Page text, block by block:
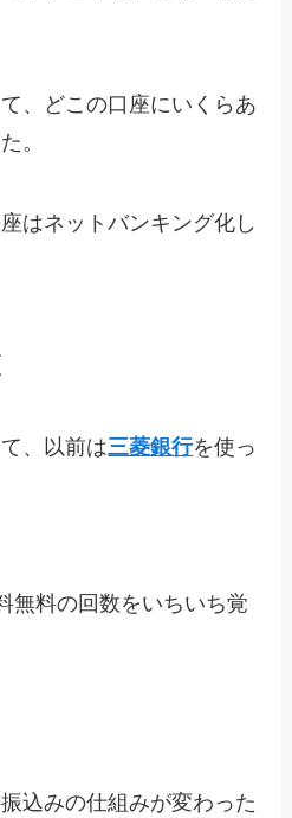
、どこの口座にいくらあ
。
はネットバンキング化 し
、以前は三菱銀行を使っ
無料の回数をいちいち覚
込みの仕組みが変わった